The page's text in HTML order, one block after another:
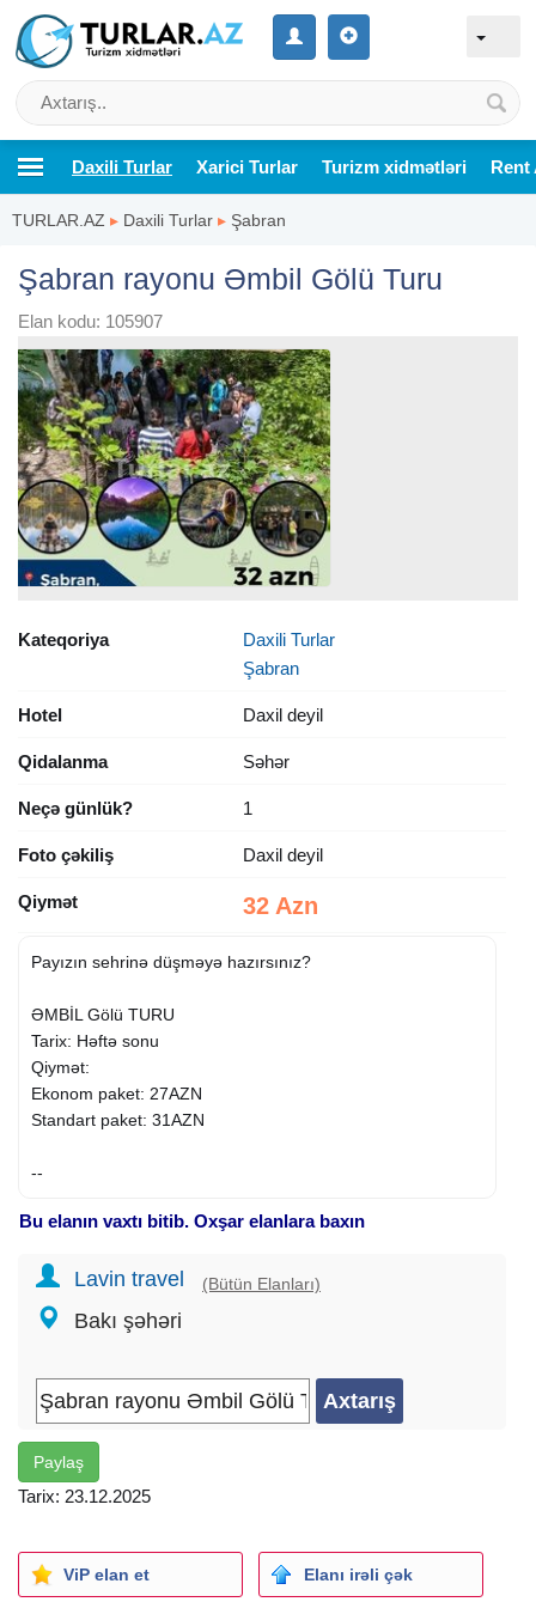
Daxili Turlar Xarici Turlar Turizm xidmətləri Rent
TURLAR.AZ ▸ Daxili Turlar ▸ Şabran
️Şabran rayonu Əmbil Gölü Turu ️
Elan kodu: 105907
Kateqoriya
Daxili Turlar
Şabran
Hotel Daxil deyil
Qidalanma Səhər
Neçə günlük? 1
Foto çəkiliş Daxil deyil
Qiymət 32 Azn
Payızın sehrinə düşməyə hazırsınız?
ƏMBİL Gölü TURU
Tarix: Həftə sonu
Qiymət:
Ekonom paket: 27AZN
Standart paket: 31AZN
--
Qiymətə daxildir:
Səhər yeməyi (standart pakete)
Meşədə ocaq çayı və şirniyyat
Bələdçi xidməti
--
Səyahət zamanı lazım olacaq avadanlıqlar:
Sürüşməyən ayaqqabı
--
Bu elanın vaxtı bitib. Oxşar elanlara baxın
Lavin travel (Bütün Elanları)
Bakı şəhəri
Paylaş
Tarix: 23.12.2025
ViP elan et Elanı irəli çək